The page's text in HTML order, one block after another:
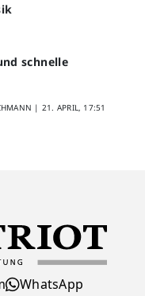
schnelle
| 21. APRIL, 17:51
WhatsApp